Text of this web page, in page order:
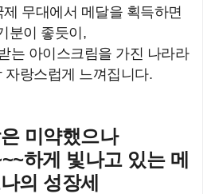
무대에서 메달을 획득하면
분이 좋듯이,
는 아이스크림을 가진 나라라
자랑스럽게 느껴집니다.
미약했으나
하게 빛나고 있는 메
의 성장세